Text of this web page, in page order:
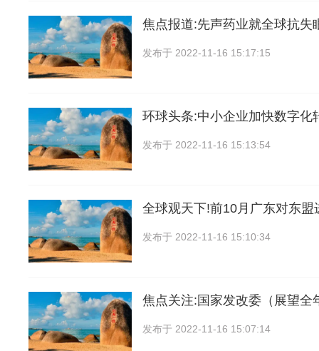
焦点报道:先声药业就全球抗失
发布于 2022-11-16 15:17:15
环球头条:中小企业加快数字化
发布于 2022-11-16 15:13:54
全球观天下!前10月广东对东盟
发布于 2022-11-16 15:10:34
焦点关注:国家发改委（展望全
发布于 2022-11-16 15:07:14